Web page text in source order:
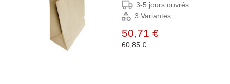
marron (lot de 250)
3-5 jours ouvrés
3 Variantes
50,71 €
60,85 €